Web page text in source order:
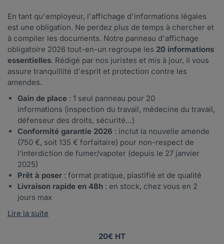
En tant qu'employeur, l'affichage d'informations légales
est une obligation. Ne perdez plus de temps à chercher et
à compiler les documents. Notre panneau d'affichage
obligatoire 2026 tout-en-un regroupe les 20 informations
essentielles. Rédigé par nos juristes et mis à jour, il vous
assure tranquillité d'esprit et protection contre les
amendes.
Gain de place : 1 seul panneau pour 20
informations (inspection du travail, médecine du travail,
défenseur des droits, sécurité…)
Conformité garantie 2026 : inclut la nouvelle amende
(750 €, soit 135 € forfaitaire) pour non-respect de
l’interdiction de fumer/vapoter (depuis le 27 janvier
2025)
Prêt à poser : format pratique, plastifié et de qualité
Livraison rapide en 48h : en stock, chez vous en 2
jours max
Lire la suite
20€ HT